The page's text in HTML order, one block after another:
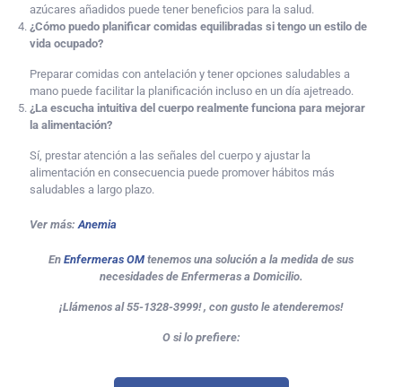
azúcares añadidos puede tener beneficios para la salud.
¿Cómo puedo planificar comidas equilibradas si tengo un estilo de
vida ocupado?
Preparar comidas con antelación y tener opciones saludables a
mano puede facilitar la planificación incluso en un día ajetreado.
¿La escucha intuitiva del cuerpo realmente funciona para mejorar
la alimentación?
Sí, prestar atención a las señales del cuerpo y ajustar la
alimentación en consecuencia puede promover hábitos más
saludables a largo plazo.
Ver más: Anemia
En Enfermeras OM tenemos una solución a la medida de sus
necesidades de Enfermeras a Domicilio.
¡Llámenos al 55-1328-3999!, con gusto le atenderemos!
O si lo prefiere: